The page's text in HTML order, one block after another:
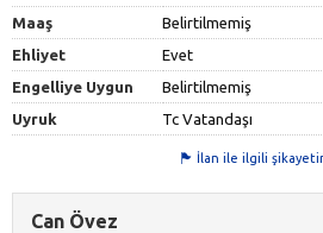
Maaş
Belirtilmemiş
Ehliyet
Evet
Engelliye Uygun
Belirtilmemiş
Uyruk
Tc Vatandaşı
İlan ile ilgili
Can Övez